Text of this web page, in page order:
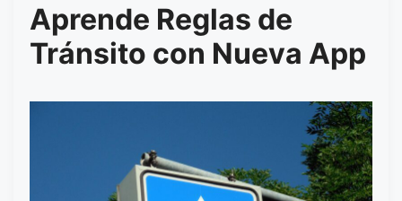
Aprende Reglas de
Tránsito con Nueva App